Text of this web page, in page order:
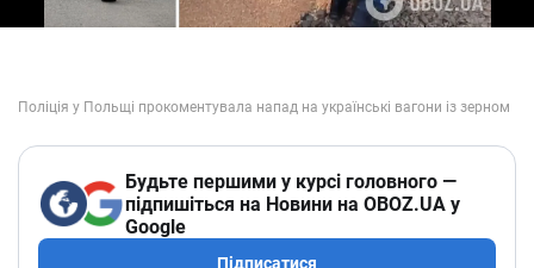
Будьте першими у курсі головного —
підпишіться на Новини на OBOZ.UA у
Google
Підписатися